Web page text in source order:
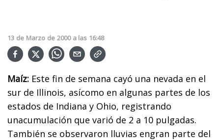
13 de Marzo de 2000 a las 16:48
Maíz: Este fin de semana cayó una nevada en el
sur de Illinois, asícomo en algunas partes de los
estados de Indiana y Ohio, registrando
unacumulación que varió de 2 a 10 pulgadas.
También se observaron lluvias engran parte del